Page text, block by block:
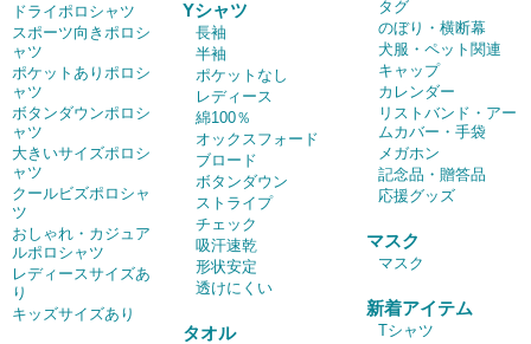
ドライポロシャツ
スポーツ向きポロシ
ャツ
ポケットありポロシ
ャツ
ボタンダウンポロシ
ャツ
大きいサイズポロシ
ャツ
クールビズポロシャ
ツ
おしゃれ・カジュア
ルポロシャツ
レディースサイズあ
り
キッズサイズあり
Yシャツ
長袖
半袖
ポケットなし
レディース
綿100％
オックスフォード
ブロード
ボタンダウン
ストライプ
チェック
吸汗速乾
形状安定
透けにくい
タオル
タグ
のぼり・横断幕
犬服・ペット関連
キャップ
カレンダー
リストバンド・アー
ムカバー・手袋
メガホン
記念品・贈答品
応援グッズ
マスク
マスク
新着アイテム
Tシャツ